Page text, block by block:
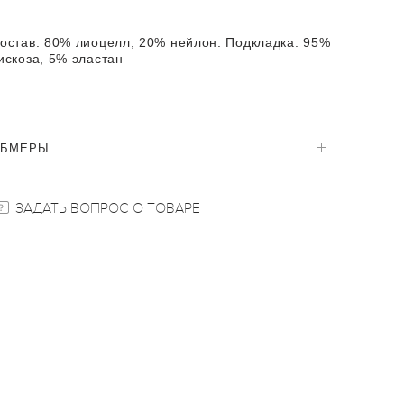
80% лиоцелл, 20% нейлон. Подкладка: 95%
5% эластан
ЗАДАТЬ ВОПРОС О ТОВАРЕ